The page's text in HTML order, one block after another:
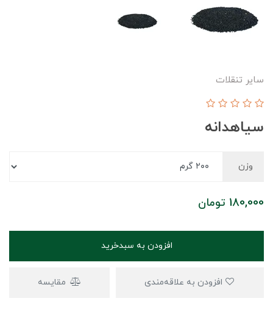
سایر تنقلات
سیاهدانه
وزن
180,000 تومان
افزودن به سبدخرید
مقایسه